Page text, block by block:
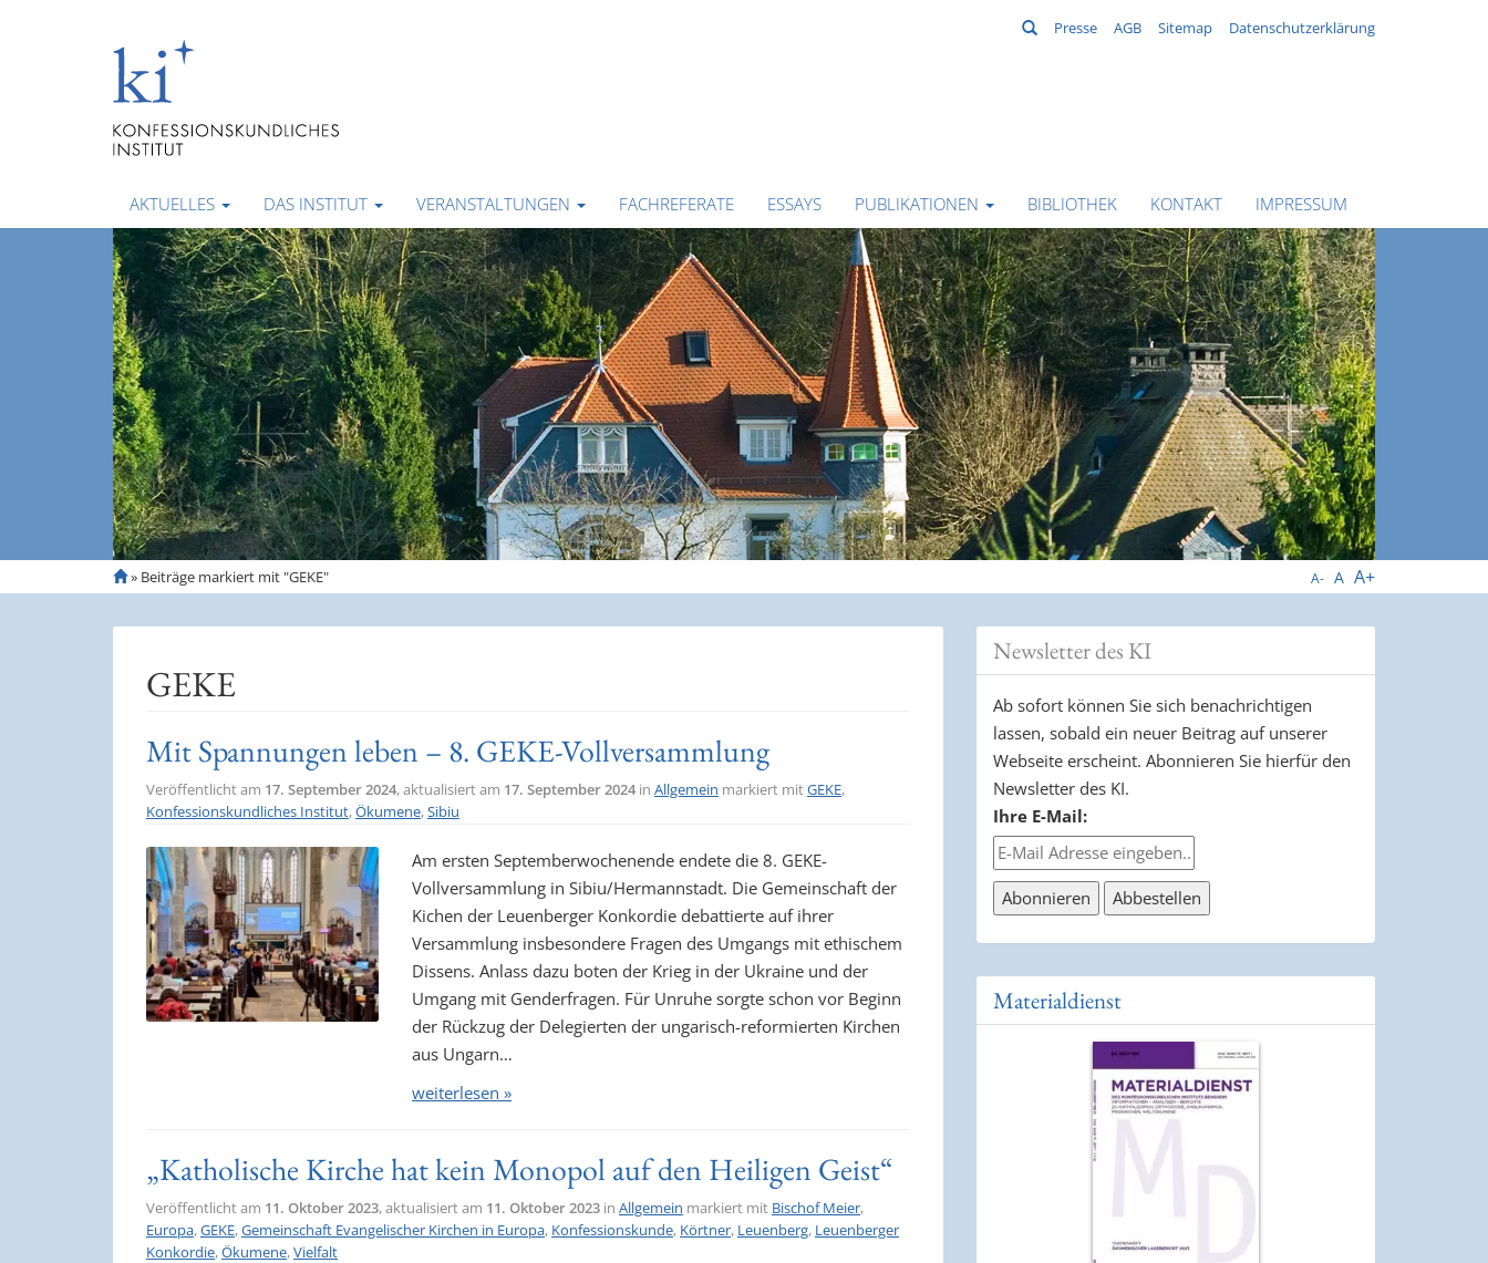
Suchen
Presse AGB Sitemap Datenschutzerklärung
AKTUELLES DAS INSTITUT VERANSTALTUNGEN FACHREFERATE ESSAYS PUBLIKATIONEN BIBLIOTHEK KONTAKT IMPRESSUM
S
t
» Beiträge markiert mit "GEKE" A- A A+
GEKE
Mit Spannungen leben – 8. GEKE-Vollversammlung
Veröffentlicht am 17. September 2024, aktualisiert am 17. September 2024 in Allgemein markiert mitGEKE,
Konfessionskundliches Institut,Ökumene,Sibiu
Am ersten Septemberwochenende endete die 8. GEKE-
Vollversammlung in Sibiu/Hermannstadt. Die Gemeinschaft der
Kichen der Leuenberger Konkordie debattierte auf ihrer
Versammlung insbesondere Fragen des Umgangs mit ethischem
Dissens. Anlass dazu boten der Krieg in der Ukraine und der
Umgang mit Genderfragen. Für Unruhe sorgte schon vor Beginn
der Rückzug der Delegierten der ungarisch-reformierten Kirchen
aus Ungarn…
weiterlesen »
„Katholische Kirche hat kein Monopol auf den Heiligen Geist“
Veröffentlicht am 11. Oktober 2023, aktualisiert am 11. Oktober 2023 in Allgemein markiert mit Bischof Meier,
Europa,GEKE,Gemeinschaft Evangelischer Kirchen in Europa, Konfessionskunde, Körtner, Leuenberg, Leuenberger
Konkordie,Ökumene,Vielfalt
Newsletter des KI
Ab sofort können Sie sich benachrichtigen
lassen, sobald ein neuer Beitrag auf unserer
Webseite erscheint. Abonnieren Sie hierfür den
Newsletter des KI.
Ihre E-Mail:
Materialdienst